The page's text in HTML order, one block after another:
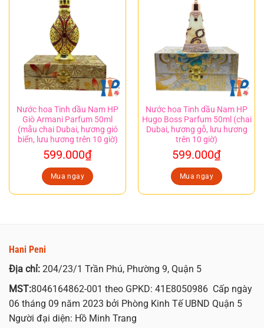
Nước hoa Tinh dầu Nam HP
Giò Armani Parfum 50ml
(mẫu chai Dubai, hương gió
biển, lưu hương trên 10 giờ)
599.000₫
Mua ngay
Nước hoa Tinh dầu Nam HP
Hugo Boss Parfum 50ml (chai
Dubai, hương gỗ, lưu hương
trên 10 giờ)
599.000₫
Mua ngay
Hani Peni
Địa chỉ: 204/23/1 Trần Phú, Phường 9, Quận 5
MST:8046164862-001 theo GPKD: 41E8050986 Cấp ngày
06 tháng 09 năm 2023 bởi Phòng Kinh Tế UBND Quận 5
Người đại diện: Hồ Minh Trang